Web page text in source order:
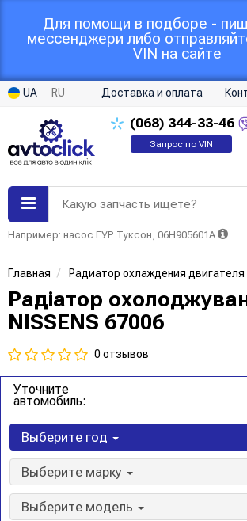
Для помощи в подборе -
мессенджери либо
VIN на сайте
UA RU Доставка и оплата
(068) 344-33-46
Запрос по VIN
Какую запчасть ищете?
Например: насос ГУР Туксон, 06H905601A
Главная Радиатор охлаждения двигателя
Радіатор
NISSENS 67006
0 отзывов
Уточните
автомобиль:
Выберите год
Выберите марку
Выберите модель